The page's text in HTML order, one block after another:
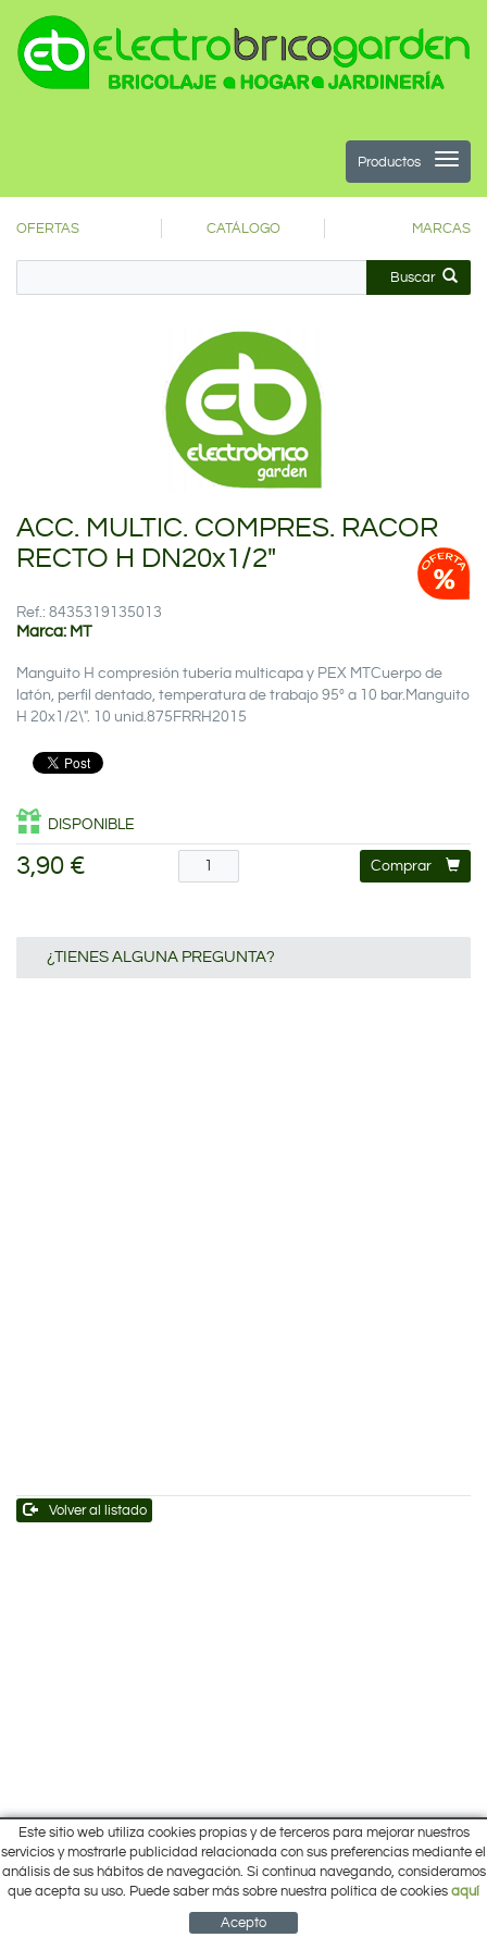
Productos
OFERTAS CATÁLOGO MARCAS
Buscar
ACC. MULTIC. COMPRES. RACOR
RECTO H DN20x1/2"
Ref.: 8435319135013
Marca: MT
Manguito H compresión tubería multicapa y PEX MTCuerpo de
latón, perfil dentado, temperatura de trabajo 95º a 10 bar.Manguito
H 20x1/2\". 10 unid.875FRRH2015
DISPONIBLE
3,90 € Comprar
¿TIENES ALGUNA PREGUNTA?
Volver al listado
Inicio
Ofertas
Marcas
Pol. Cantalgallo Calle A Naves 10-12
ARACENA (Huelva)
959 12 63 64
info@electrobricogarden.com
CUENTA CESTA
Este sitio web utiliza cookies propias y de terceros para mejorar nuestros
servicios y mostrarle publicidad relacionada con sus preferencias mediante el
análisis de sus hábitos de navegación. Si continua navegando, consideramos
que acepta su uso. Puede saber más sobre nuestra política de cookies aquí
Acepto